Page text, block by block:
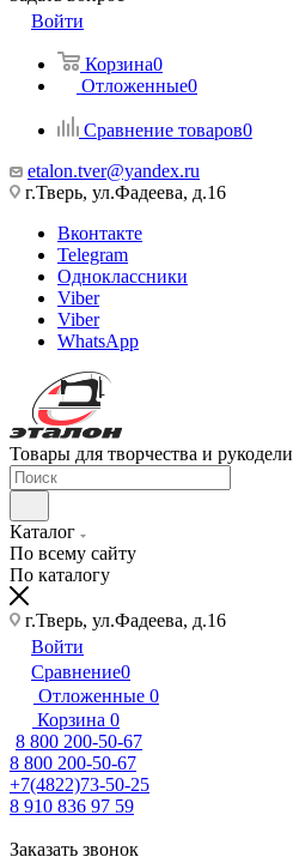
Войти
Корзина0
Отложенные0
Сравнение товаров0
etalon.tver@yandex.ru
г.Тверь, ул.Фадеева, д.16
Вконтакте
Telegram
Одноклассники
Viber
Viber
WhatsApp
Товары для творчества и
Каталог
По всему сайту
По каталогу
г.Тверь, ул.Фадеева, д.16
Войти
Сравнение0
Отложенные 0
Корзина 0
8 800 200-50-67
8 800 200-50-67
+7(4822)73-50-25
8 910 836 97 59
Заказать звонок